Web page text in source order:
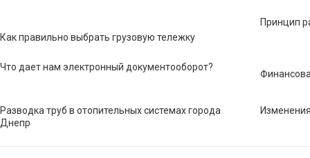
Как правильно выбрать грузовую тележку
Принцип
Что дает нам электронный документооборот?
Разводка труб в отопительных системах города
Днепр